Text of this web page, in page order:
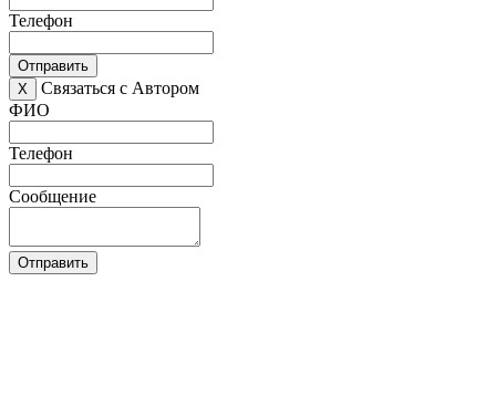
Телефон
Отправить
X
Связаться с Автором
ФИО
Телефон
Сообщение
Отправить